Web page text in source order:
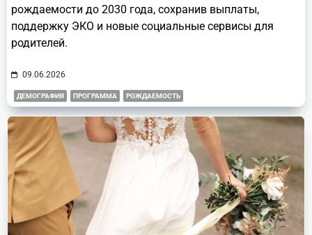
рождаемости до 2030 года, сохранив выплаты,
поддержку ЭКО и новые социальные сервисы для
родителей.
09.06.2026
ДЕМОГРАФИЯ ПРОГРАММА РОЖДАЕМОСТЬ